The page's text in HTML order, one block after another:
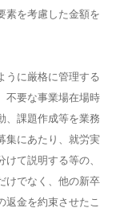
素を考慮した金額を
うに厳格に管理する
不要な事業場在場時
、課題作成等を業務
集にあたり、就労実
て説明する等の、
けでなく、他の新卒
返金を約束させたこ